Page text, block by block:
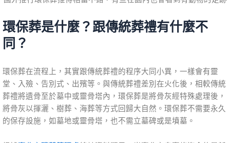
環保葬是什麼？跟傳統葬禮有什麼不
同？
環保葬在流程上，其實跟傳統葬禮的程序大同小異，一樣會有靈
堂、入殮、告別式、出殯等。與傳統葬禮差別在火化後，相較傳統
葬禮將遺骨至於墓中或靈骨塔內，環保葬是將骨灰經特殊處理後，
將骨灰以揮灑、樹葬、海葬等方式回歸大自然。環保葬不需要永久
的保存設施，如墓地或靈骨塔，也不需立墓碑或是墳墓。